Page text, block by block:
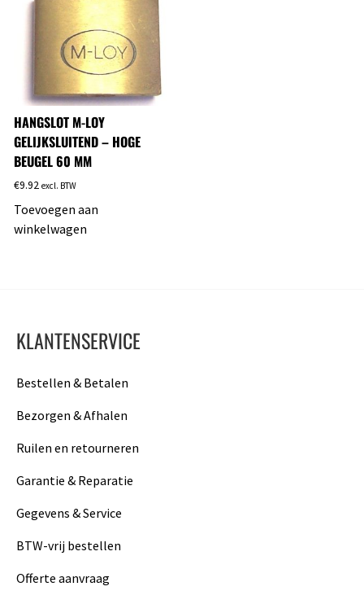
HANGSLOT M-LOY
GELIJKSLUITEND – HOGE
BEUGEL 60 MM
€9.92 excl. BTW
Toevoegen aan
winkelwagen
KLANTENSERVICE
Bestellen & Betalen
Bezorgen & Afhalen
Ruilen en retourneren
Garantie & Reparatie
Gegevens & Service
BTW-vrij bestellen
Offerte aanvraag